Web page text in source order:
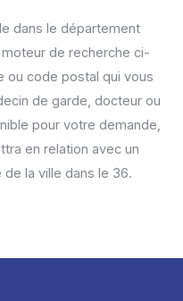
dans le département
de recherche ci-
ou code postal qui vous
de garde, docteur ou
pour votre demande,
en relation avec un
la ville dans le 36.